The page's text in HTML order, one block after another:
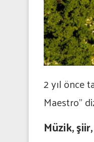
2 yıl önce
Maestro”
Müzik,